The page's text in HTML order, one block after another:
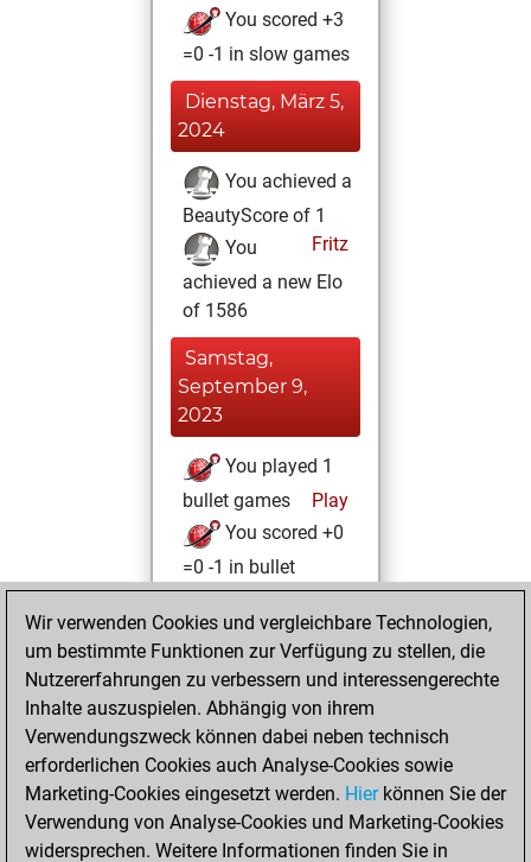
You scored +3
=0 -1 in slow games
Dienstag, März 5,
2024
You achieved a
BeautyScore of 1
Fritz
You
achieved a new Elo
of 1586
Samstag,
September 9,
2023
You played 1
bullet games
Play
You scored +0
=0 -1 in bullet
Donnerstag,
November 25,
2021
You created
your Studies account
Studies
Montag,
November 15, 2021
Wir verwenden Cookies und vergleichbare Technologien,
um bestimmte Funktionen zur Verfügung zu stellen, die
Nutzererfahrungen zu verbessern und interessengerechte
Inhalte auszuspielen. Abhängig von ihrem
Verwendungszweck können dabei neben technisch
erforderlichen Cookies auch Analyse-Cookies sowie
Marketing-Cookies eingesetzt werden. Hierkönnen Sie der
Verwendung von Analyse-Cookies und Marketing-Cookies
widersprechen. Weitere Informationen finden Sie in